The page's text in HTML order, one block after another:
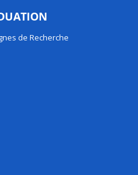
de Recherche